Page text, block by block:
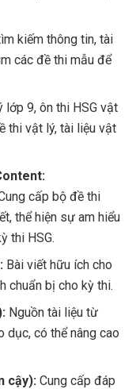
kiếm thông tin, tài
các đề thi mẫu để
lớp 9, ôn thi HSG vật
thi vật lý, tài liệu vật
cấp bộ đề thi
thể hiện sự am hiểu
thi HSG.
Bài viết hữu ích cho
chuẩn bị cho kỳ thi.
Nguồn tài liệu từ
dục, có thể nâng cao
cậy): Cung cấp đáp